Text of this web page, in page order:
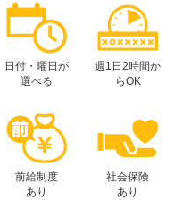
日付・曜日が
選べる
週1日2時間か
らOK
前給制度
あり
社会保険
あり